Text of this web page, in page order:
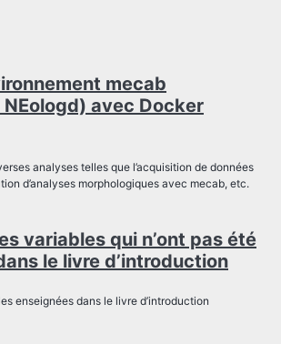
mecab
avec Docker
analyses telles que l’acquisition de données
d’analyses morphologiques avec mecab, etc.
variables qui n’ont pas été
le livre d’introduction
enseignées dans le livre d’introduction